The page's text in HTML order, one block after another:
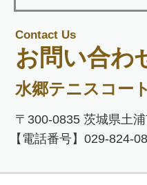
Contact Us
お問い合わ
水郷テニスコート
〒300-0835 茨城県土
【電話番号】029-824-